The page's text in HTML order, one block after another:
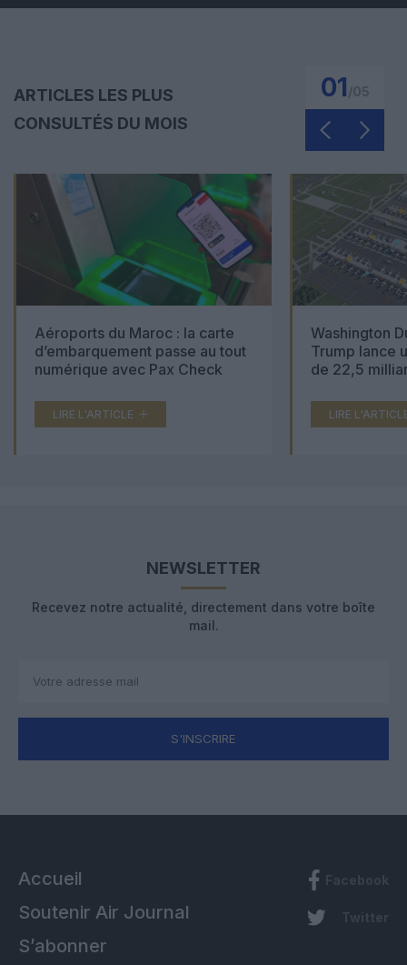
ARTICLES LES PLUS
CONSULTÉS DU MOIS
01
Aéroports du Maroc : la carte
d’embarquement passe au tout
numérique avec Pax Check
LIRE L'ARTICLE
Washington
Trump lance
de 22,5
LIRE
NEWSLETTER
Recevez notre actualité, directement dans votre boîte
mail.
S'INSCRIRE
Accueil
Soutenir Air Journal
S’abonner